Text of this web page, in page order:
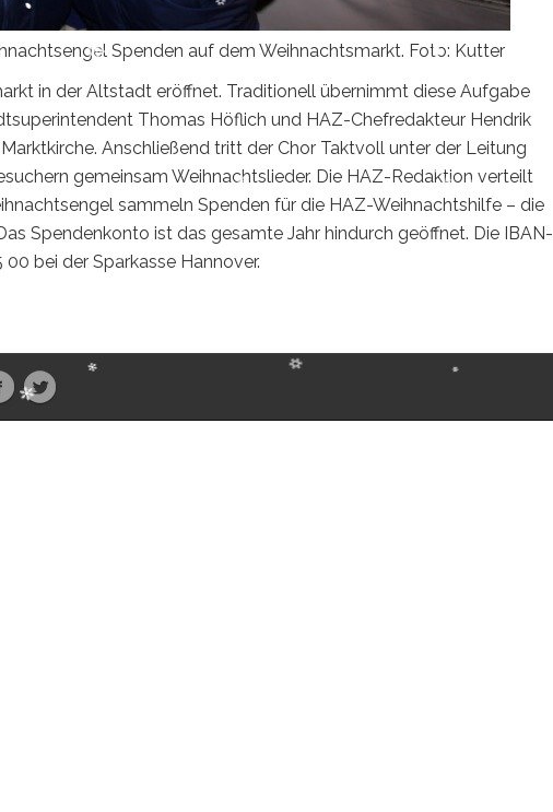
Spenden auf dem Weihnachtsmarkt. Foto: Kutter
in der Altstadt eröffnet. Traditionell übernimmt diese Aufgabe
Thomas Höflich und HAZ-Chefredakteur Hendrik
Anschließend tritt der Chor Taktvoll unter der Leitung
gemeinsam Weihnachtslieder. Die HAZ-Redaktion verteilt
sammeln Spenden für die HAZ-Weihnachtshilfe – die
Spendenkonto ist das gesamte Jahr hindurch geöffnet. Die IBAN-
bei der Sparkasse Hannover.